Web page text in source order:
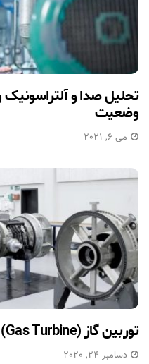
تحلیل صدا و آلتراسونیک
وضعیت
می 6, 2021
توربین گاز (Gas Turbine) چیست؟
دسامبر 24, 2020